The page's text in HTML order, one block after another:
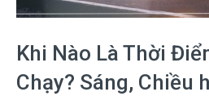
Khi Nào Là Thời
Chạy? Sáng, Chiều